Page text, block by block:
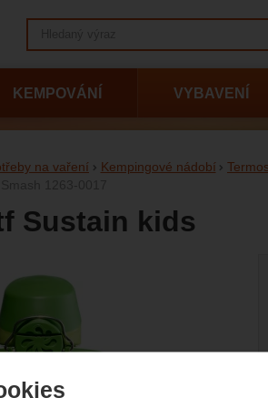
na vaření Kempingové nádobí
Sustain kids
KEMPOVÁNÍ VYBAVENÍ